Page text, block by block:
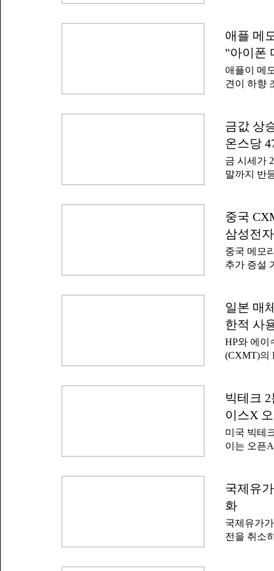
랜 기간에
비롯한 주
로 예정되
유는 직전
장을 마감
통항 재개
이 호르무
무리했다
담은 양국
널드 트럼
즈 해협이
대를 키웠
가가 큰 폭
애플 메
"아이폰
애플이 메
견이 하향
도체 가격
해 회계연
애플 경영
(CEO)는
행한 콘퍼
원가 절감
것"이라고
스마트폰
금값 상
온스당
금 시세가
말까지 반
중"이라고
스당 4031
며 고점을
투자 수요
정은 피하
(Fed)의 기
영향을 미
금의 투자
면 도이체
중국
삼성전
중국 메모
추가 증설
향을 지나
(현지시각
주가 하락
사적 반응
주가는 장
하는 방안
온 데 영향
이미 중국
에도 생산
일본 매
한적 사
HP와 에이
(CXMT)의
소량 사용
증을 마친
지역에 판
및 마이크
도를 보이
장은 공급
크를 안을
마
빅테크
이스X
미국 빅테
이는 오픈
과를 내고
알파벳이
승을 반영
업 오픈AI
가까운 수
국제유
화
국제유가
전을 취소